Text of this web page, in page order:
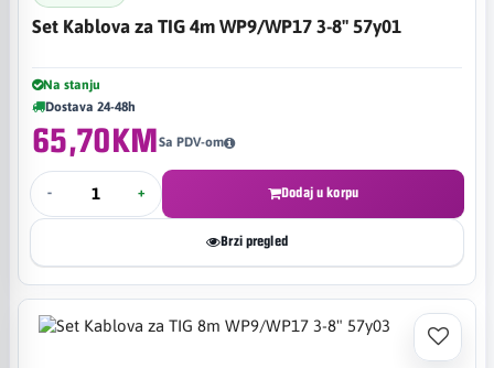
Set Kablova za TIG 4m WP9/WP17 3-8" 57y01
Na stanju
Dostava 24-48h
65,70KMSa PDV-om
- + Dodaj u korpu
Brzi pregled